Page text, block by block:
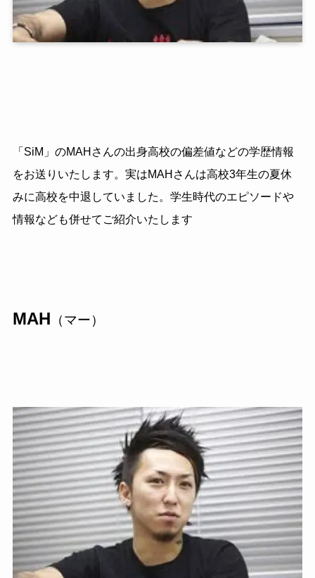
「SiM」のMAHさんの出身高校の偏差値などの学歴情報
をお送りいたします。実はMAHさんは高校3年生の夏休
みに高校を中退していました。学生時代のエピソードや
情報なども併せてご紹介いたします
MAH （マー）